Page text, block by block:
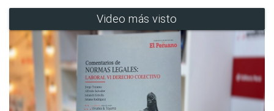
Video más visto